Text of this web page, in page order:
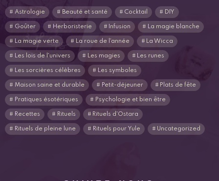
Astrologie Beauté et santé Cocktail DIY
Goûter Herboristerie Infusion La magie blanche
La magie verte La roue de l'année La Wicca
Les lois de l'univers Les magies Les runes
Les sorcières célèbres Les symboles
Maison saine et durable Petit-déjeuner Plats de fête
Pratiques ésotériques Psychologie et bien être
Recettes Rituels Rituels d'Ostara
Rituels de pleine lune Rituels pour Yule Uncategorized